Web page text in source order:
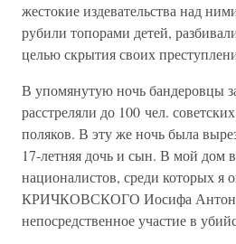
жестокие издевательства над
рубили топорами детей,
целью скрытия своих
В упомянутую ночь бандеровцы
расстреляли до 100 чел.
поляков. В эту же ночь была
17-летняя дочь и сын. В мой дом
националистов, среди которых я
КРИЧКОВСКОГО Иосифа
непосредственное участие в